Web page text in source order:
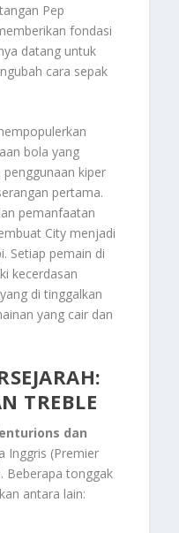
Pep
fondasi
datang untuk
cara sepak
bola yang
kiper
pertama.
pemanfaatan
City menjadi
Setiap pemain di
kecerdasan
di tinggalkan
yang cair dan
TREBLE
dan
Inggris (Premier
Beberapa tonggak
antara lain: